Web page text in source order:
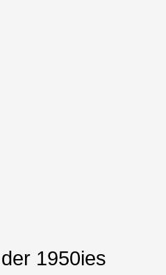
1950ies